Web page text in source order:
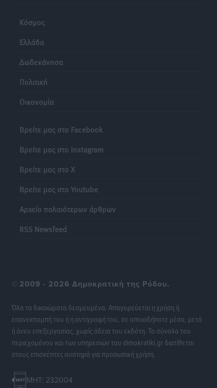
Κόσμος
Ελλάδα
Δωδεκάνησα
Πολιτική
Οικονομία
Βρείτε μας στο Facebook
Βρείτε μας στο Instagram
Βρείτε μας στο X
Βρείτε μας στο Youtube
Αρχείο παλαιότερων άρθρων
RSS Newsfeed
© 2009 - 2026 Δημοκρατική της Ρόδου.
Όλα τα δικαιώματα δεσμευμένα. Απαγορεύεται η χρήση ή
επανεκπομπή του ή η αντιγραφή του, σε οποιοδήποτε μέσο, μετά
ή άνευ επεξεργασίας, χωρίς άδεια του εκδότη. Το σύνολο του
περιεχομένου και των υπηρεσιών του dimokratiki.gr διατίθεται
στους επισκέπτες αυστηρά για προσωπική χρήση.
MHT: 232004